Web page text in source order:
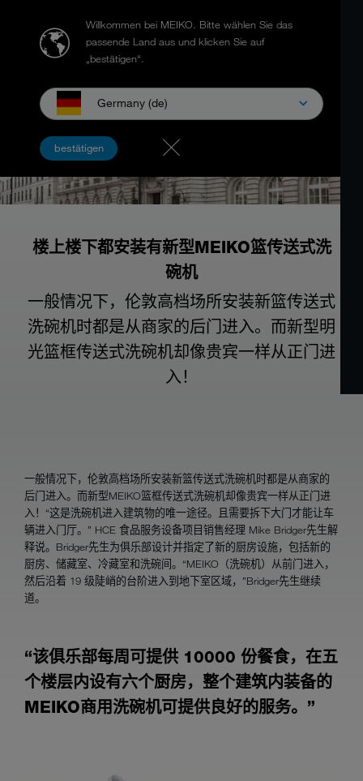
Willkommen bei MEIKO. Bitte wählen Sie das
passende Land aus und klicken Sie auf
„bestätigen“.
Germany (de)
bestätigen
楼上楼下都安装有新型MEIKO篮传送式洗
碗机
一般情况下，伦敦高档场所安装新篮传送式
洗碗机时都是从商家的后门进入。而新型明
光篮框传送式洗碗机却像贵宾一样从正门进
入！
一般情况下，伦敦高档场所安装新篮传送式洗碗机时都是从商家的
后门进入。而新型MEIKO篮框传送式洗碗机却像贵宾一样从正门进
入！“这是洗碗机进入建筑物的唯一途径。且需要拆下大门才能让车
辆进入门厅。” HCE 食品服务设备项目销售经理 Mike Bridger先生解
释说。Bridger先生为俱乐部设计并指定了新的厨房设施，包括新的
厨房、储藏室、冷藏室和洗碗间。“MEIKO（洗碗机）从前门进入，
然后沿着 19 级陡峭的台阶进入到地下室区域，”Bridger先生继续
道。
“该俱乐部每周可提供 10000 份餐食，在五
个楼层内设有六个厨房，整个建筑内装备的
MEIKO商用洗碗机可提供良好的服务。”